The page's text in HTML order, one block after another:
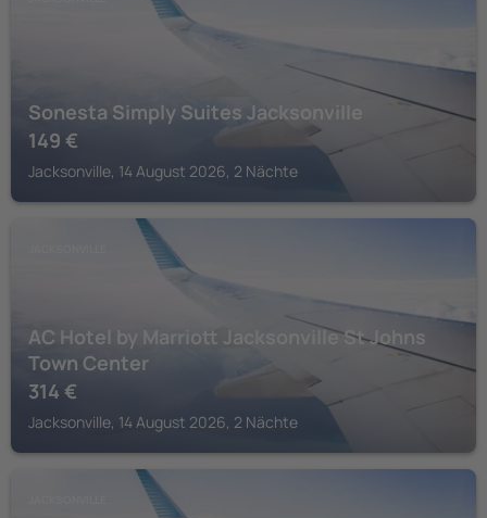
Sonesta Simply Suites Jacksonville
149 €
Jacksonville, 14 August 2026, 2 Nächte
AC Hotel by Marriott Jacksonville St Johns
Town Center
314 €
Jacksonville, 14 August 2026, 2 Nächte